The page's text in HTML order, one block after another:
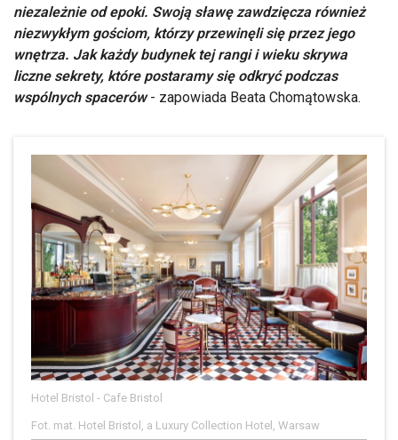
niezależnie od epoki. Swoją sławę zawdzięcza również
niezwykłym gościom, którzy przewinęli się przez jego
wnętrza. Jak każdy budynek tej rangi i wieku skrywa
liczne sekrety, które postaramy się odkryć podczas
wspólnych spacerów- zapowiada Beata Chomątowska.
Hotel Bristol - Cafe Bristol
Fot. mat. Hotel Bristol, a Luxury Collection Hotel, Warsaw